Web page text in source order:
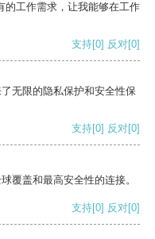
的工作需求，让我能够在工作
支持[0] 反对[0]
无限的隐私保护和安全性保
支持[0] 反对[0]
覆盖和最高安全性的连接。
支持[0] 反对[0]